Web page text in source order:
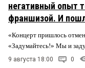
негативный опыт
франшизой. И
«Концерт пришлось
«Задумайтесь!» Мы и
9 августа 18:00 0